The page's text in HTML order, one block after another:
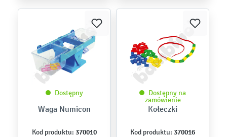
Dostępny
Waga Numicon
Kod produktu: 370010
Dostępny na
zamówienie
Kołeczki
Kod produktu: 370016